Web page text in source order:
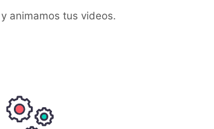
animamos tus videos.